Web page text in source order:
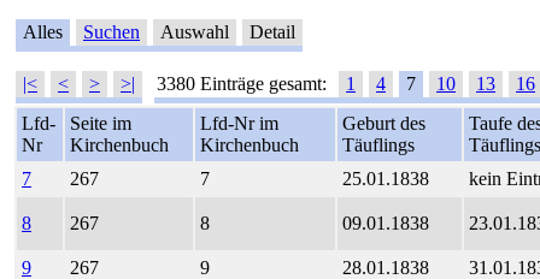
Alles Suchen Auswahl Detail
|< < > >| 3380 Einträge gesamt: 1 4 7 10 13
16
Lfd-
Nr
Seite im
Kirchenbuch
Lfd-Nr im
Kirchenbuch
Geburt des
Täuflings
Taufe
Täuflings
7
267 7 25.01.1838 kein
8 267 8 09.01.1838
9 267 9 28.01.1838